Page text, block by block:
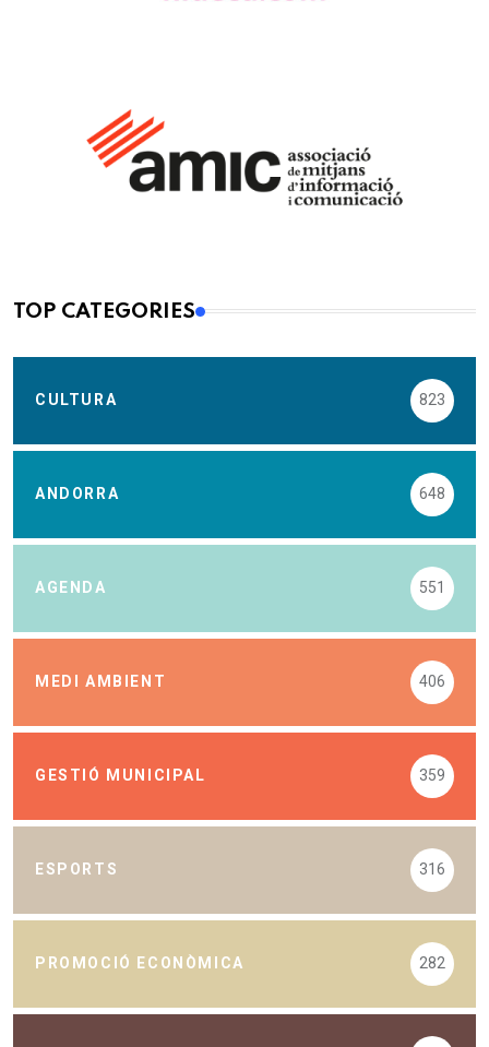
TOP CATEGORIES
CULTURA 823
ANDORRA 648
AGENDA 551
MEDI AMBIENT 406
GESTIÓ MUNICIPAL 359
ESPORTS 316
PROMOCIÓ ECONÒMICA 282